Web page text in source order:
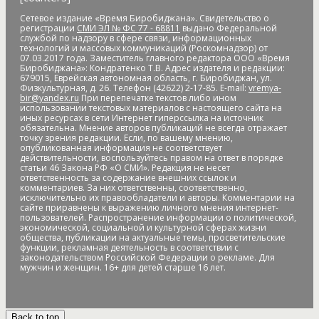
Банк Россиибанки
банковские_картыбанковский роумингбанкротство
барельеф баскетболБастакБастрыкинбатутБедность
бездомныебездомные животныебезналичные платежи
Безопасное колесо-2019безопасностьБезопасные и
качественные дорогибезработица белкабензинБеринг
Берл Лазарбесплатные лекарстваБессмертные дела
Бессмертный полкбесхозяйственностьбешенство
библиотекабизнесбизнес без поддержкибизнес-
омбудсменбиометрияБира БираканБирария
БиробидажанБиробиджанБиробиджан-2
Биробиджанская воспитательная колония
Биробиджанская таможняБиробиджанская ТЭЦ
Биробиджанский АрбатБиробиджанский военный
гарнизонный судБиробиджанский колледж культуры и
искусствБиробиджанский районБирофельдбиткоин
битумная ямабитумная_ямабитумное болотобитумные
ямыБлаговещенск Благовещенский кафедральный собор
Сетевое издание «Время Биробиджана». Свидетельство о
регистрации СМИ ЭЛ № ФС 77 - 68811 выдано Федеральной
службой по надзору в сфере связи, информационных
технологий и массовых коммуникаций (Роскомнадзор) от
07.03.2017 года. Заместитель главного редактора ООО «Время
Биробиджана»: Кондратенко Т.В. Адрес издателя и редакции:
679015, Еврейская автономная область, г. Биробиджан, ул.
Физкультурная, д. 26. Телефон (42622) 2-17-85. E-mail: vremya-
bir@yandex.ru При перепечатке текстов либо ином
использовании текстовых материалов с настоящего сайта на
иных ресурсах в сети Интернет гиперссылка на источник
обязательна. Мнение авторов публикаций не всегда отражает
точку зрения редакции. Если, по вашему мнению,
опубликованная информация не соответствует
действительности, воспользуйтесь правом на ответ в порядке
статьи 46 Закона РФ «О СМИ». Редакция не несет
ответственность за содержание внешних ссылок и
комментариев. За них ответственны, соответственно,
исключительно их правообладатели и авторы. Комментарии на
сайте приравнены к выражению личного мнения интернет-
пользователей. Распространение информации о политической,
экономической, социальной и культурной сферах жизни
общества, публикации на актуальные темы, просветительские
функции, рекламная деятельность в соответствии с
законодательством Российской Федерации о рекламе. Для
мужчин и женщин. 16+ для детей старше 16 лет.